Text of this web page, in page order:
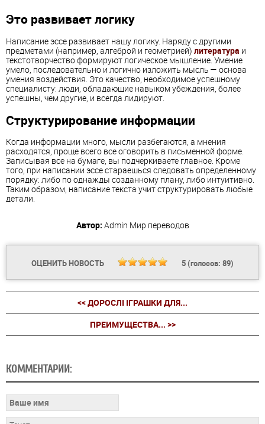
Это развивает логику
Написание эссе развивает нашу логику. Наряду с другими
предметами (например, алгеброй и геометрией) литература и
текстотворчество формируют логическое мышление. Умение
умело, последовательно и логично изложить мысль — основа
умения воздействия. Это качество, необходимое успешному
специалисту: люди, обладающие навыком убеждения, более
успешны, чем другие, и всегда лидируют.
Структурирование информации
Когда информации много, мысли разбегаются, а мнения
расходятся, проще всего все оговорить в письменной форме.
Записывая все на бумаге, вы подчеркиваете главное. Кроме
того, при написании эссе стараешься следовать определенному
порядку: либо по однажды созданному плану, либо интуитивно.
Таким образом, написание текста учит структурировать любые
детали.
Автор: Admin Мир переводов
ОЦЕНИТЬ НОВОСТЬ 5(голосов: 89)
<< ДОРОСЛІ ІГРАШКИ ДЛЯ...
ПРЕИМУЩЕСТВА... >>
КОММЕНТАРИИ: